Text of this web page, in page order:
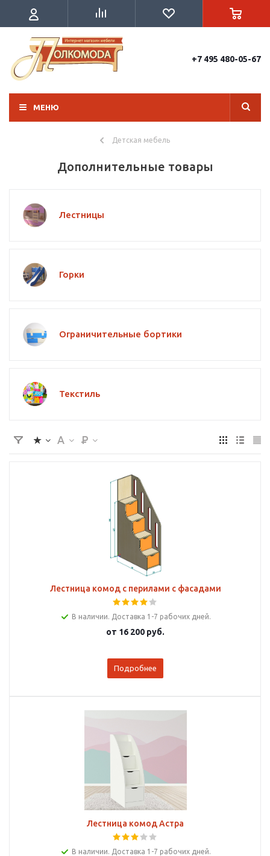
+7 495 480-05-67
МЕНЮ
Детская мебель
Дополнительные товары
Лестницы
Горки
Ограничительные бортики
Текстиль
Лестница комод с перилами с фасадами
В наличии. Доставка 1-7 рабочих дней.
от 16 200 руб.
Подробнее
Лестница комод Астра
В наличии. Доставка 1-7 рабочих дней.